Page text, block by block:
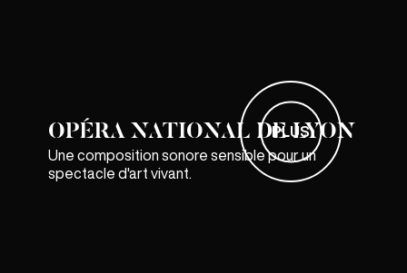
OPÉRA NATIONAL DE LYON
Une composition sonore sensible pour un
spectacle d'art vivant.
PLUS